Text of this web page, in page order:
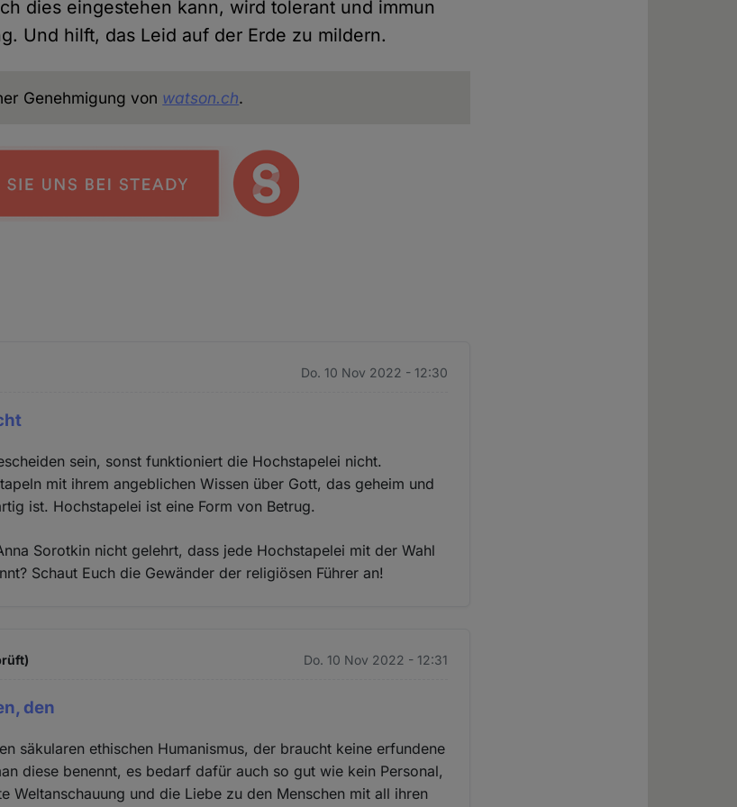
dies eingestehen kann, wird tolerant und immun
Und hilft, das Leid auf der Erde zu mildern.
Genehmigung von watson.ch.
Do. 10 Nov 2022 - 12:30
sein, sonst funktioniert die Hochstapelei nicht.
mit ihrem angeblichen Wissen über Gott, das geheim und
ist. Hochstapelei ist eine Form von Betrug.
Sorotkin nicht gelehrt, dass jede Hochstapelei mit der Wahl
Schaut Euch die Gewänder der religiösen Führer an!
Do. 10 Nov 2022 - 12:31
den
säkularen ethischen Humanismus, der braucht keine erfundene
diese benennt, es bedarf dafür auch so gut wie kein Personal,
Weltanschauung und die Liebe zu den Menschen mit all ihren